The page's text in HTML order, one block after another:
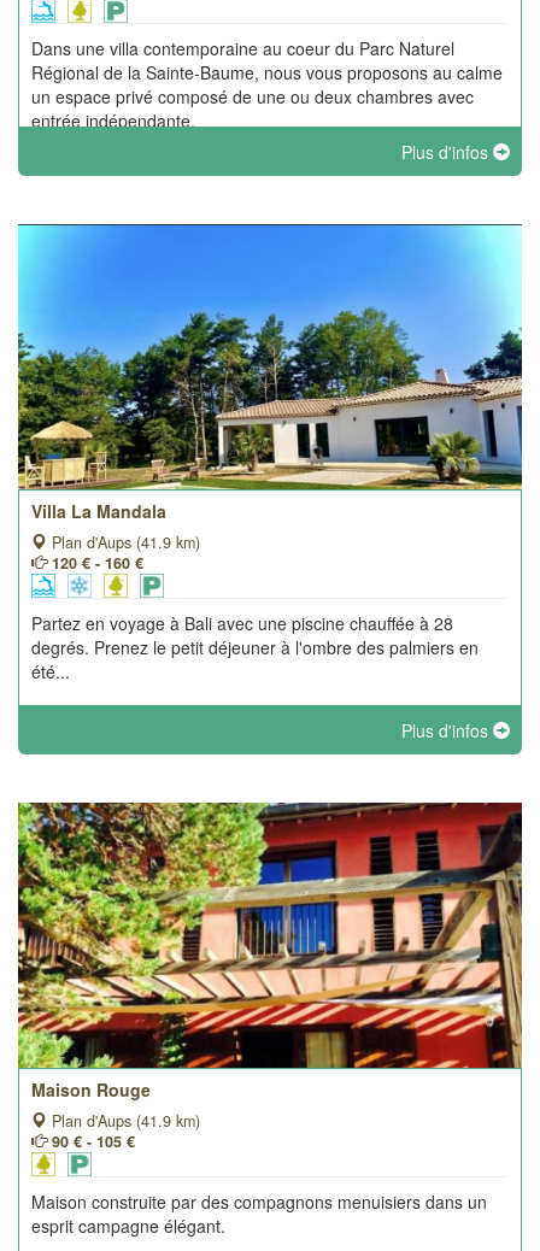
Dans une villa contemporaine au coeur du Parc Naturel
Régional de la Sainte-Baume, nous vous proposons au calme
un espace privé composé de une ou deux chambres avec
entrée indépendante.
Plus d'infos
Villa La Mandala
Plan d'Aups (41.9 km)
120 € - 160 €
Partez en voyage à Bali avec une piscine chauffée à 28
degrés. Prenez le petit déjeuner à l'ombre des palmiers en
été...
Plus d'infos
Maison Rouge
Plan d'Aups (41.9 km)
90 € - 105 €
Maison construite par des compagnons menuisiers dans un
esprit campagne élégant.